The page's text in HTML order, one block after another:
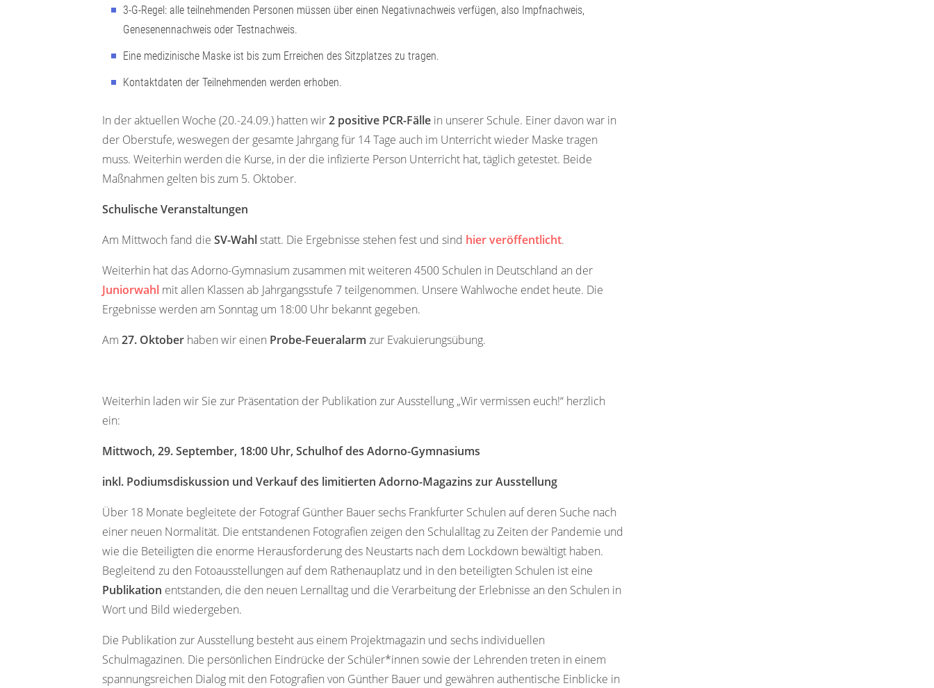
3-G-Regel: alle teilnehmenden Personen müssen über einen Negativnachweis verfügen, also Impfnachweis,
Genesenennachweis oder Testnachweis.
Eine medizinische Maske ist bis zum Erreichen des Sitzplatzes zu tragen.
Kontaktdaten der Teilnehmenden werden erhoben.
In der aktuellen Woche (20.-24.09.) hatten wir2 positive PCR-Fälle in unserer Schule. Einer davon war in
der Oberstufe, weswegen der gesamte Jahrgang für 14 Tage auch im Unterricht wieder Maske tragen
muss. Weiterhin werden die Kurse, in der die infizierte Person Unterricht hat, täglich getestet. Beide
Maßnahmen gelten bis zum 5. Oktober.
Schulische Veranstaltungen
Am Mittwoch fand die SV-Wahlstatt. Die Ergebnisse stehen fest und sind hier veröffentlicht.
Weiterhin hat das Adorno-Gymnasium zusammen mit weiteren 4500 Schulen in Deutschland an der
Juniorwahl mit allen Klassen ab Jahrgangsstufe 7 teilgenommen. Unsere Wahlwoche endet heute. Die
Ergebnisse werden am Sonntag um 18:00 Uhr bekannt gegeben.
Am 27. Oktober haben wir einen Probe-Feueralarm zur Evakuierungsübung.
Weiterhin laden wir Sie zur Präsentation der Publikation zur Ausstellung „Wir vermissen euch!“ herzlich
ein:
Mittwoch, 29. September, 18:00 Uhr, Schulhof des Adorno-Gymnasiums
inkl. Podiumsdiskussion und Verkauf des limitierten Adorno-Magazins zur Ausstellung
Über 18 Monate begleitete der Fotograf Günther Bauer sechs Frankfurter Schulen auf deren Suche nach
einer neuen Normalität. Die entstandenen Fotografien zeigen den Schulalltag zu Zeiten der Pandemie und
wie die Beteiligten die enorme Herausforderung des Neustarts nach dem Lockdown bewältigt haben.
Begleitend zu den Fotoausstellungen auf dem Rathenauplatz und in den beteiligten Schulen ist eine
Publikation entstanden, die den neuen Lernalltag und die Verarbeitung der Erlebnisse an den Schulen in
Wort und Bild wiedergeben.
Die Publikation zur Ausstellung besteht aus einem Projektmagazin und sechs individuellen
Schulmagazinen. Die persönlichen Eindrücke der Schüler*innen sowie der Lehrenden treten in einem
spannungsreichen Dialog mit den Fotografien von Günther Bauer und gewähren authentische Einblicke in